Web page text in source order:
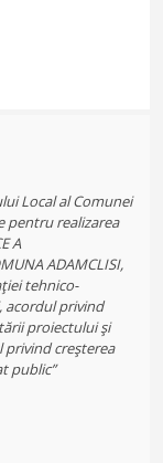
Local al Comunei
pentru realizarea
A
ADAMCLISI,
tehnico-
acordul privind
proiectului şi
privind creşterea
public”